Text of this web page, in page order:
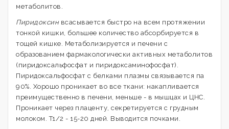
метаболитов.
Пиридоксинвсасывается быстро на всем протяжении
тонкой кишки, большее количество абсорбируется в
тощей кишке. Метаболизируется и печени с
образованием фармакологически активных метаболитов
(пиридоксальфосфат и пиридоксаминофосфат).
Пиридоксальфосфат с белками плазмы связывается па
90%. Хорошо проникает во все ткани: накапливается
преимущественно в печени, меньше - в мышцах и ЦНС.
Проникает через плаценту, секретируется с грудным
молоком. T1/2 - 15-20 дней. Выводится почками.